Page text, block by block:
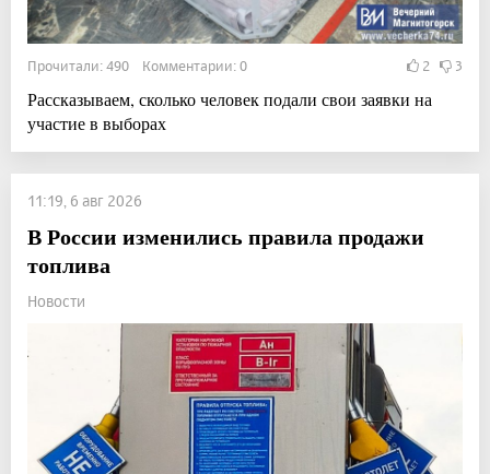
Прочитали: 490 Комментарии: 0 2 3
Рассказываем, сколько человек подали свои заявки на
участие в выборах
11:19, 6 авг 2026
В России изменились правила продажи
топлива
Новости